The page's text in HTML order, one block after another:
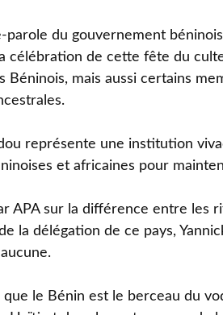
parole du gouvernement
célébration de cette fête du
Béninois, mais aussi certains
représente une institution
et africaines pour
APA sur la différence entre les
la délégation de ce pays,
que le Bénin est le berceau du